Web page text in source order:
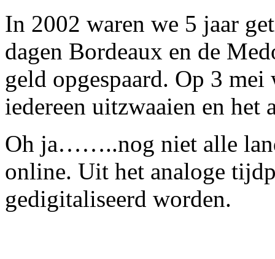
In 2002 waren we 5 jaar
dagen Bordeaux en de
geld opgespaard. Op 3
iedereen uitzwaaien en het
Oh ja……..nog niet alle
online. Uit het analoge
gedigitaliseerd worden.